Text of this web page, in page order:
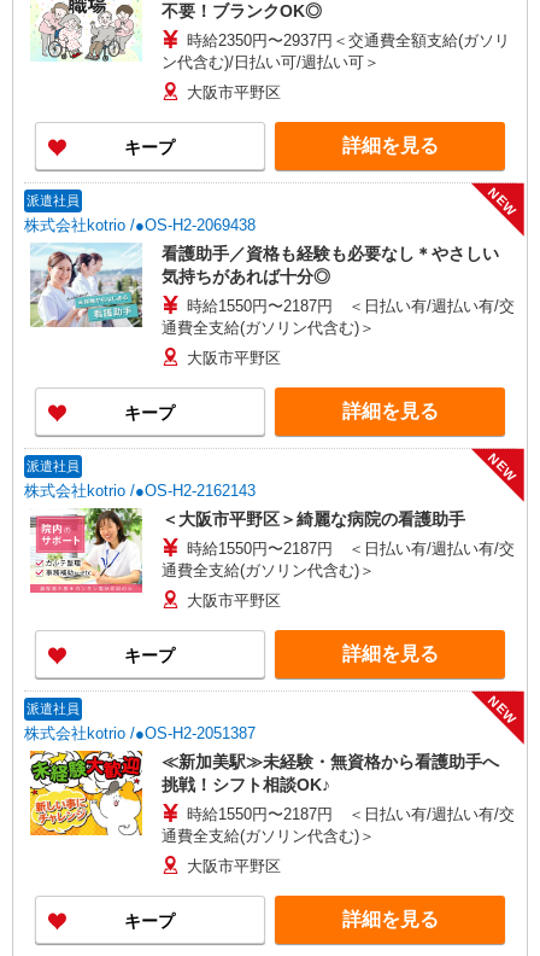
不要！ブランクOK◎
時給2350円〜2937円＜交通費全額支給(ガソリ
ン代含む)/日払い可/週払い可＞
大阪市平野区
キープ 詳細を見る
派遣社員
株式会社kotrio /●OS-H2-2069438
NEW
看護助手／資格も経験も必要なし＊やさしい
気持ちがあれば十分◎
時給1550円〜2187円 ＜日払い有/週払い有/交
通費全支給(ガソリン代含む)＞
大阪市平野区
キープ 詳細を見る
派遣社員
株式会社kotrio /●OS-H2-2162143
NEW
＜大阪市平野区＞綺麗な病院の看護助手
時給1550円〜2187円 ＜日払い有/週払い有/交
通費全支給(ガソリン代含む)＞
大阪市平野区
キープ 詳細を見る
派遣社員
株式会社kotrio /●OS-H2-2051387
NEW
≪新加美駅≫未経験・無資格から看護助手へ
挑戦！シフト相談OK♪
時給1550円〜2187円 ＜日払い有/週払い有/交
通費全支給(ガソリン代含む)＞
大阪市平野区
キープ 詳細を見る